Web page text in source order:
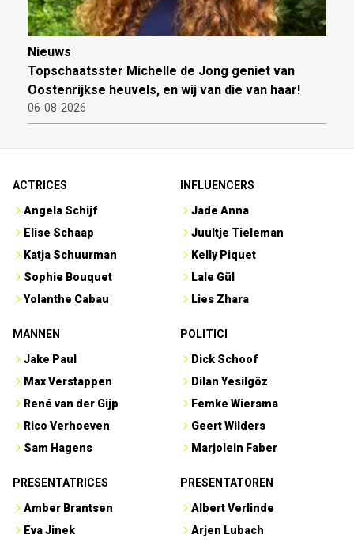
Nieuws
Topschaatsster Michelle de Jong geniet van
Oostenrijkse heuvels, en wij van die van haar!
06-08-2026
ACTRICES
Angela Schijf
Elise Schaap
Katja Schuurman
Sophie Bouquet
Yolanthe Cabau
INFLUENCERS
Jade Anna
Juultje Tieleman
Kelly Piquet
Lale Gül
Lies Zhara
MANNEN
Jake Paul
Max Verstappen
René van der Gijp
Rico Verhoeven
Sam Hagens
POLITICI
Dick Schoof
Dilan Yesilgöz
Femke Wiersma
Geert Wilders
Marjolein Faber
PRESENTATRICES
Amber Brantsen
Eva Jinek
PRESENTATOREN
Albert Verlinde
Arjen Lubach